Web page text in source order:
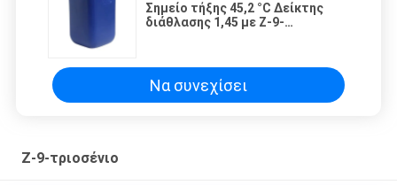
Σημείο τήξης 45,2 °C Δείκτης
διάθλασης 1,45 με Z-9-
Να συνεχίσει
Ζ-9-τριοσένιο